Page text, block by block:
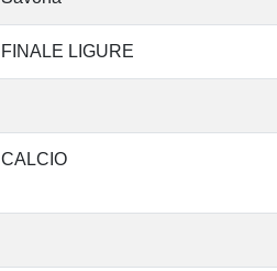
FINALE LIGURE
CALCIO